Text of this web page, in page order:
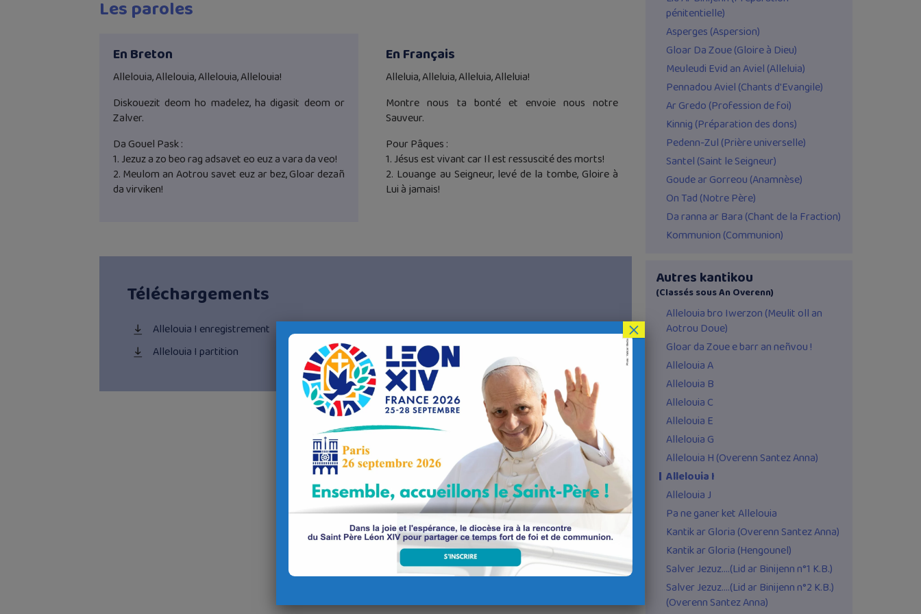
Les paroles
En Breton
Allelouia, Allelouia, Allelouia, Allelouia!
Diskouezit deom ho madelez, ha digasit deom or
Zalver.
Da Gouel Pask :
1. Jezuz a zo beo rag adsavet eo euz a vara da veo!
2. Meulom an Aotrou savet euz ar bez, Gloar dezañ
da virviken!
En Français
Alleluia, Alleluia, Alleluia, Alleluia!
Montre nous ta bonté et envoie nous notre
Sauveur.
Pour Pâques :
1. Jésus est vivant car Il est ressuscité des morts!
2. Louange au Seigneur, levé de la tombe, Gloire à
Lui à jamais!
Téléchargements
Allelouia I enregistrement
Allelouia I partition
pénitentielle)
Asperges (Aspersion)
Gloar Da Zoue (Gloire à Dieu)
Meuleudi Evid an Aviel (Alleluia)
Pennadou Aviel (Chants d'Evangile)
Ar Gredo (Profession de foi)
Kinnig (Préparation des dons)
Pedenn-Zul (Prière universelle)
Santel (Saint le Seigneur)
Goude ar Gorreou (Anamnèse)
On Tad (Notre Père)
Da ranna ar Bara (Chant de la Fraction)
Kommunion (Communion)
Autres kantikou
(Classés sous An Overenn)
Allelouia bro Iwerzon (Meulit oll an
Aotrou Doue)
Gloar da Zoue e barr an neñvou !
Allelouia A
Allelouia B
Allelouia C
Allelouia E
Allelouia G
Allelouia H (Overenn Santez Anna)
Allelouia I
Allelouia J
Pa ne ganer ket Allelouia
Kantik ar Gloria (Overenn Santez Anna)
Kantik ar Gloria (Hengounel)
Salver Jezuz….(Lid ar Binijenn n°1 K.B.)
Salver Jezuz….(Lid ar Binijenn n°2 K.B.)
(Overenn Santez Anna)
×